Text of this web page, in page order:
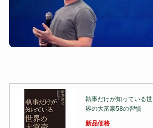
執事だけが知っている世
界の大富豪58の習慣
新品価格